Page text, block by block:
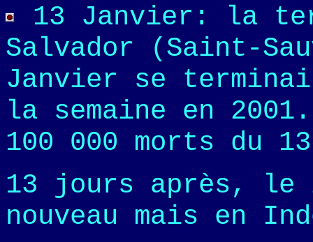
13 Janvier: la
Salvador (Saint-
Janvier se
la semaine en
100 000 morts du
13 jours après,
nouveau mais en